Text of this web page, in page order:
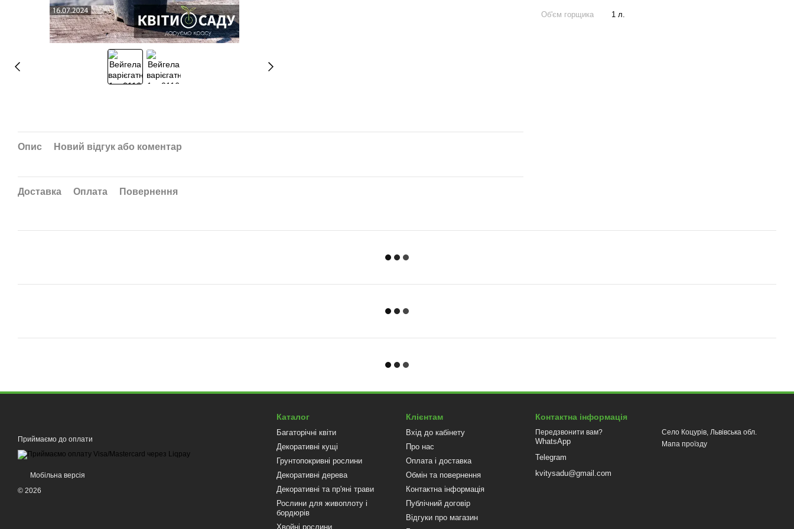
Об'єм горщика 1 л.
Опис Новий відгук або коментар
Доставка Оплата Повернення
Приймаємо до оплати
Мобільна версія
© 2026
Каталог
Багаторічні квіти
Декоративні кущі
Грунтопокривні рослини
Декоративні дерева
Декоративні та пр'яні трави
Рослини для живоплоту і
бордюрів
Хвойні рослини
Клієнтам
Вхід до кабінету
Про нас
Оплата і доставка
Обмін та повернення
Контактна інформація
Публічний договір
Відгуки про магазин
Контактна інформація
Передзвонити вам?
WhatsApp
Telegram
kvitysadu@gmail.com
Село Коцурів, Львівська обл.
Мапа проїзду